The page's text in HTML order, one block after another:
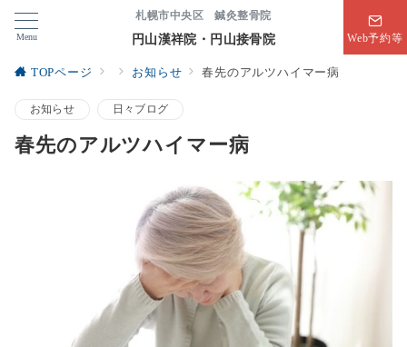
Menu
札幌市中央区 鍼灸整骨院
円山漢祥院・円山接骨院 Web予約等
TOPページ お知らせ 春先のアルツハイマー病
お知らせ 日々ブログ
春先のアルツハイマー病